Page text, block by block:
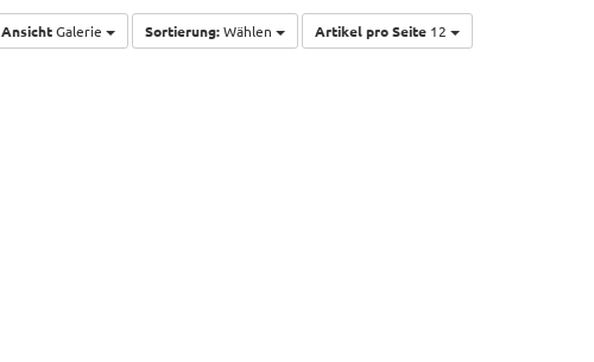
AnsichtGalerie Sortierung:Wählen Artikel pro Seite 12